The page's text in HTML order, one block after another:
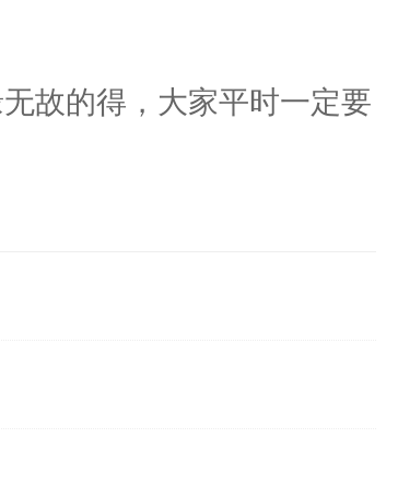
故的得，大家平时一定要